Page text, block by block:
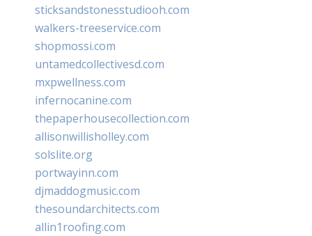
sticksandstonesstudiooh.com
walkers-treeservice.com
shopmossi.com
untamedcollectivesd.com
mxpwellness.com
infernocanine.com
thepaperhousecollection.com
allisonwillisholley.com
solslite.org
portwayinn.com
djmaddogmusic.com
thesoundarchitects.com
allin1roofing.com